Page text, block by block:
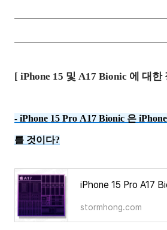
[ iPhone 15 및 A17 Bionic 에 대한
- iPhone 15 Pro A17 Bionic 은
를 것이다?
stormhong.com